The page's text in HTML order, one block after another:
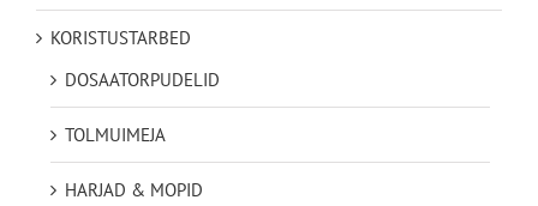
KORISTUSTARBED
DOSAATORPUDELID
TOLMUIMEJA
HARJAD & MOPID